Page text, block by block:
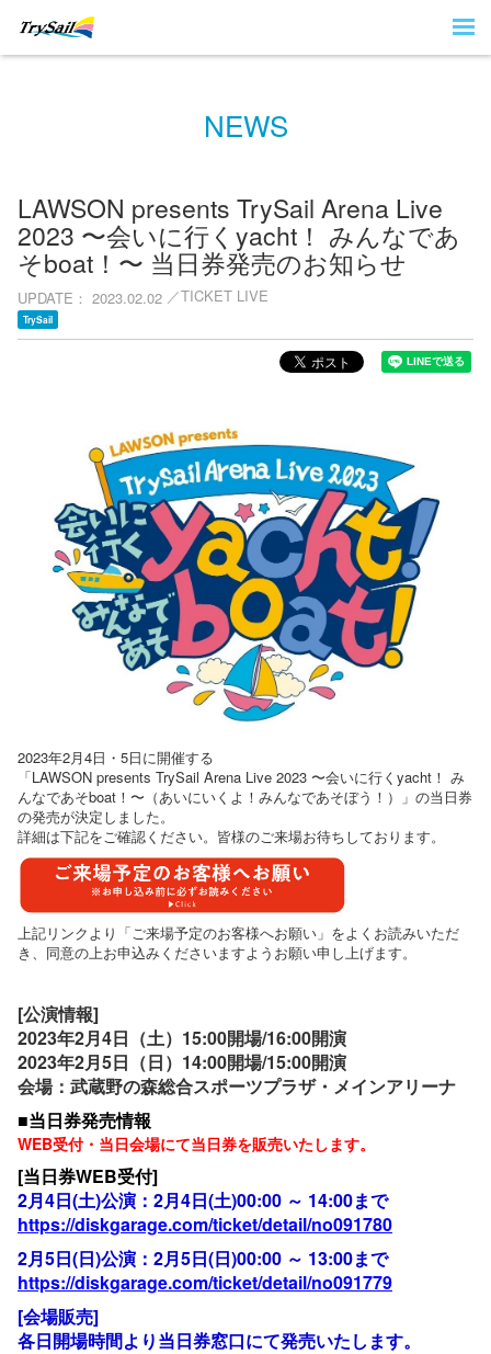
NEWS
LAWSON presents TrySail Arena Live
2023 〜会いに行くyacht！ みんなであ
そboat！〜 当日券発売のお知らせ
UPDATE 2023.02.02 TICKET LIVE
TrySail
2023年2月4日・5日に開催する
「LAWSON presents TrySail Arena Live 2023 〜会いに行くyacht！ み
んなであそboat！〜（あいにいくよ！みんなであそぼう！）」の当日券
の発売が決定しました。
詳細は下記をご確認ください。皆様のご来場お待ちしております。
上記リンクより「ご来場予定のお客様へお願い」をよくお読みいただ
き、同意の上お申込みくださいますようお願い申し上げます。
[公演情報]
2023年2月4日（土）15:00開場/16:00開演
2023年2月5日（日）14:00開場/15:00開演
会場：武蔵野の森総合スポーツプラザ・メインアリーナ
■当日券発売情報
WEB受付・当日会場にて当日券を販売いたします。
[当日券WEB受付]
2月4日(土)公演：2月4日(土)00:00 ～ 14:00まで
https://diskgarage.com/ticket/detail/no091780
2月5日(日)公演：2月5日(日)00:00 ～ 13:00まで
https://diskgarage.com/ticket/detail/no091779
[会場販売]
各日開場時間より当日券窓口にて発売いたします。